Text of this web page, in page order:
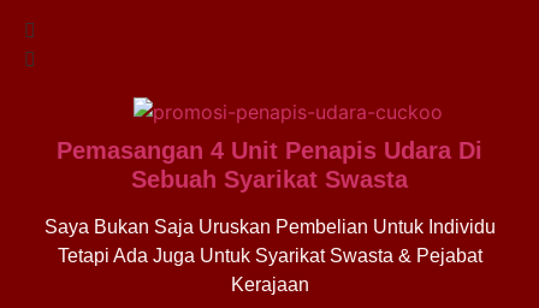
Pemasangan 4 Unit Penapis Udara Di
Sebuah Syarikat Swasta
Saya Bukan Saja Uruskan Pembelian Untuk Individu
Tetapi Ada Juga Untuk Syarikat Swasta & Pejabat
Kerajaan